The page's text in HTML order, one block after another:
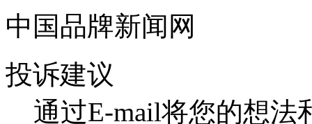
中国品牌新闻网
投诉建议
通过E-mail将您的想法